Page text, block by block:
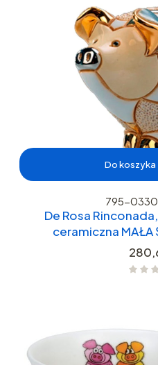
Do koszyka
795-0330
De Rosa
ceramiczna MAŁA
Cena